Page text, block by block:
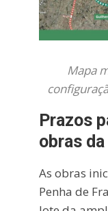
Mapa
Prazos
obras
As obras
Penha de